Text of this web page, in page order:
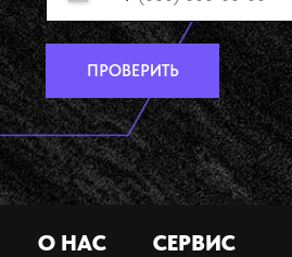
ПРОВЕРИТЬ
СЕРВИС
О НАС